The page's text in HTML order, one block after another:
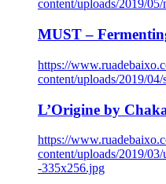
content/uploads/2019/
MUST –
https://
content/uploads/2019/
L’Origine by
https://
content/uploads/2019/
-335x256.jpg